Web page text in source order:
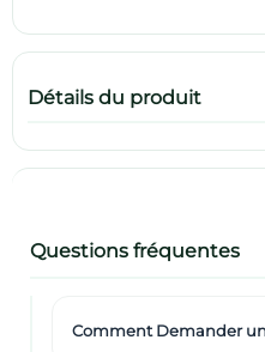
Détails du produit
Questions fréquentes
Comment Demander